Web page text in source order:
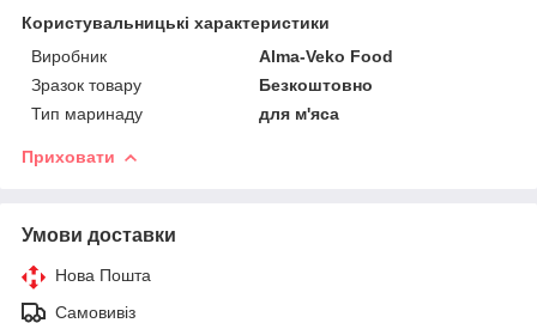
Користувальницькі характеристики
Виробник
Alma-Veko Food
Зразок товару
Безкоштовно
Тип маринаду
для м'яса
Приховати
Умови доставки
Нова Пошта
Самовивіз